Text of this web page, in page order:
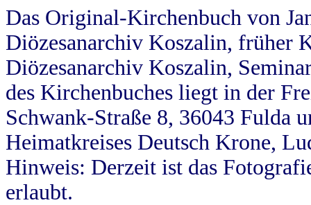
Das Original-Kirchenbuch von
Diözesanarchiv Koszalin, früher
Diözesanarchiv Koszalin,
des Kirchenbuches liegt in der
Schwank-Straße 8, 36043 Fulda
Heimatkreises Deutsch Krone,
Hinweis: Derzeit ist das
erlaubt.